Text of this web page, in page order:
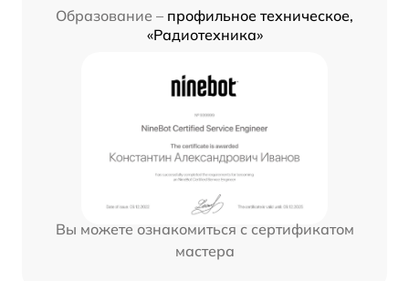
Образование – профильное техническое,
«Радиотехника»
Вы можете ознакомиться с сертификатом
мастера